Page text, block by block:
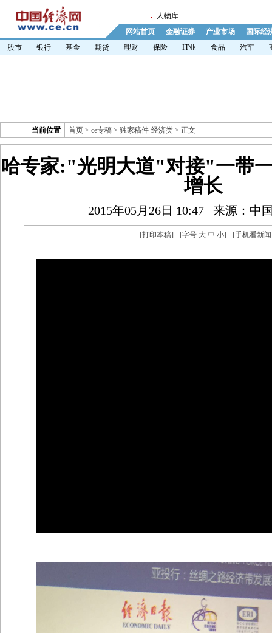
人物库
网站首页
金融证券 产业市场
国际经
股市
银行 基金 期货 理财 保险 IT业 食品 汽车
当前位置 首页 > ce专稿 > 独家稿件-经济类 > 正文
哈专家:"光明大道"对接"一带
增长
2015年05月26日 10:47 来源：中
[打印本稿] [字号 大 中 小] [手机看新闻